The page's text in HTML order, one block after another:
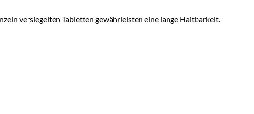
versiegelten Tabletten gewährleisten eine lange Haltbarkeit.